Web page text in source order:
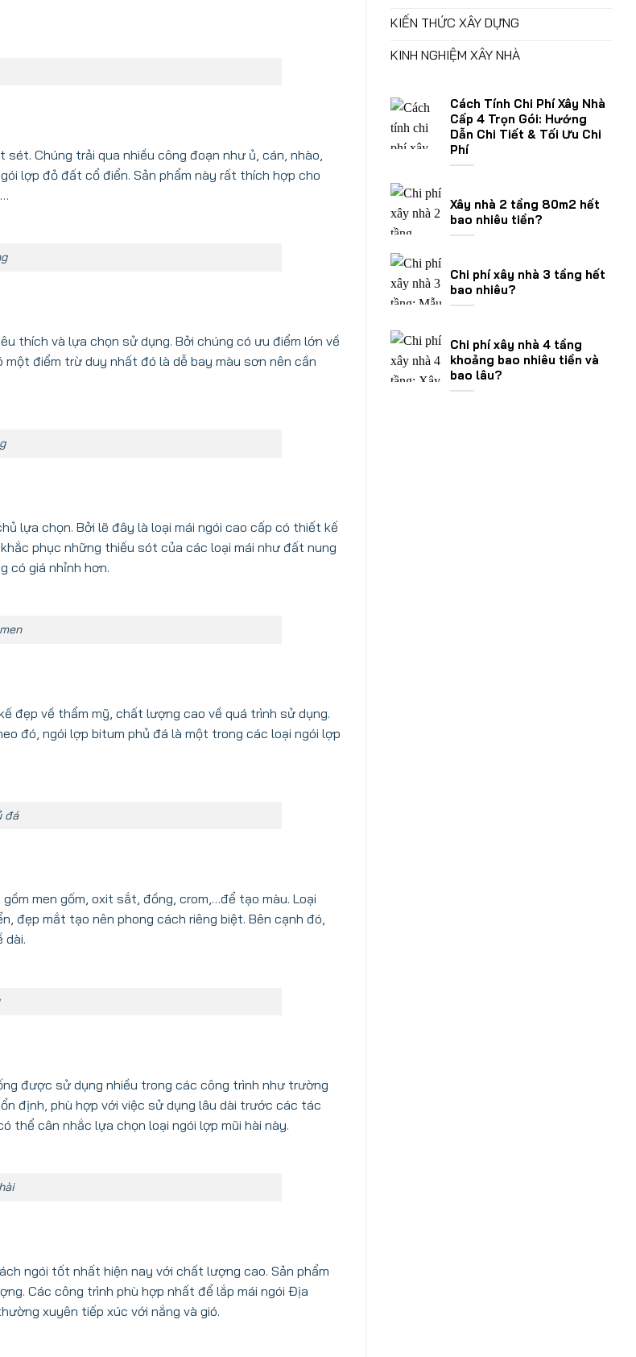
Chúng trải qua nhiều công đoạn như ủ, cán, nhào,
lợp đỏ đất cổ điển. Sản phẩm này rất thích hợp cho
thích và lựa chọn sử dụng. Bởi chúng có ưu điểm lớn về
điểm trừ duy nhất đó là dễ bay màu sơn nên cần
lựa chọn. Bởi lẽ đây là loại mái ngói cao cấp có thiết kế
phục những thiếu sót của các loại mái như đất nung
có giá nhỉnh hơn.
đẹp về thẩm mỹ, chất lượng cao về quá trình sử dụng.
đó, ngói lợp bitum phủ đá là một trong các loại ngói lợp
đá
men gốm, oxit sắt, đồng, crom,…để tạo màu. Loại
đẹp mắt tạo nên phong cách riêng biệt. Bên cạnh đó,
dài.
được sử dụng nhiều trong các công trình như trường
định, phù hợp với việc sử dụng lâu dài trước các tác
thể cân nhắc lựa chọn loại ngói lợp mũi hài này.
ngói tốt nhất hiện nay với chất lượng cao. Sản phẩm
Các công trình phù hợp nhất để lắp mái ngói Địa
xuyên tiếp xúc với nắng và gió.
KIẾN THỨC XÂY DỰNG
KINH NGHIỆM XÂY NHÀ
Cách Tính Chi Phí Xây Nhà
Cấp 4 Trọn Gói: Hướng
Dẫn Chi Tiết & Tối Ưu Chi
Phí
Xây nhà 2 tầng 80m2 hết
bao nhiêu tiền?
Chi phí xây nhà 3 tầng hết
bao nhiêu?
Chi phí xây nhà 4 tầng
khoảng bao nhiêu tiền và
bao lâu?